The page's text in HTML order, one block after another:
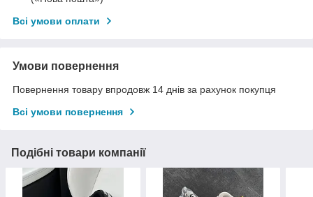
Всі умови оплати
Умови повернення
Повернення товару впродовж 14 днів за рахунок покупця
Всі умови повернення
Подібні товари компанії